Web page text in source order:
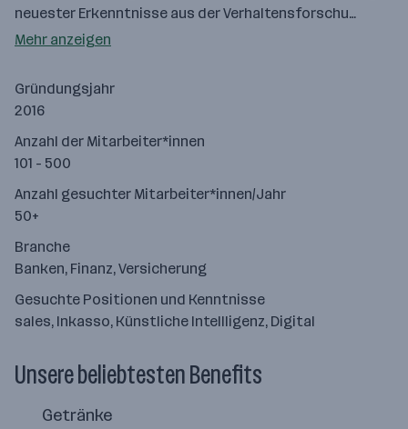
neuester Erkenntnisse aus der Verhaltensforschu…
Mehr anzeigen
Gründungsjahr
2016
Anzahl der Mitarbeiter*innen
101 - 500
Anzahl gesuchter Mitarbeiter*innen/Jahr
50+
Branche
Banken, Finanz, Versicherung
Gesuchte Positionen und Kenntnisse
sales, Inkasso, Künstliche Intellligenz, Digital
Unsere beliebtesten Benefits
Getränke